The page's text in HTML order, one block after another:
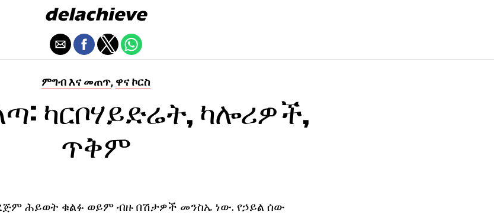
ምግብ እና መጠጥ, ዋና ኮርስ
ካርቦሃይድሬት, ካሎሪዎች,
ጥቅም
ሕይወት ቁልፉ ወይም ብዙ በሽታዎች መንስኤ ነው. የኃይል ሰው